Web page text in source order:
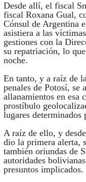
Desde allí, el fiscal
fiscal Roxana Gual,
Cónsul de Argentina
asistiera a las
gestiones con la
su repatriación, lo
noche.
En tanto, y a raíz de
penales de Potosí, se
allanamientos en esa
prostíbulo
lugares determinados
A raíz de ello, y
dio la primera alerta,
también oriundas de
autoridades
presuntos implicados.